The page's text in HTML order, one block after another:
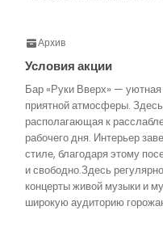
Архив
Условия акции
Бар «Руки Вверх» —
приятной атмосферы.
располагающая к
рабочего дня. Интерьер
стиле, благодаря этому
и свободно.Здесь
концерты живой музыки и
широкую аудиторию